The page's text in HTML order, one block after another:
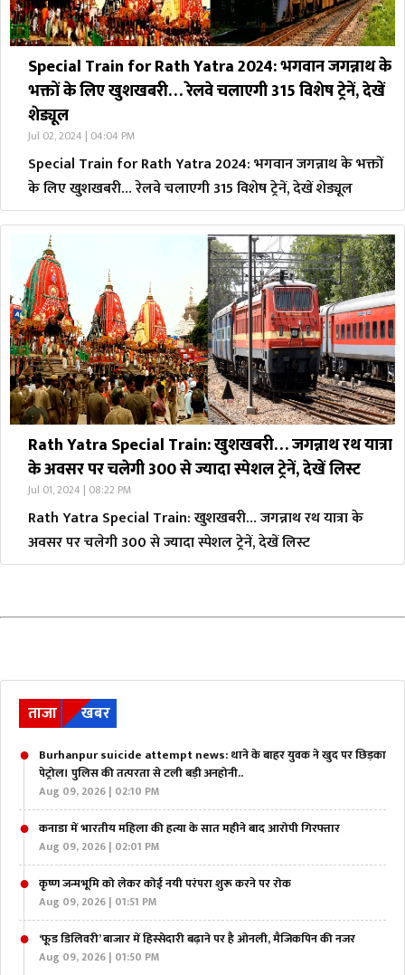
Special Train for Rath Yatra 2024: भगवान जगन्नाथ के
भक्तों के लिए खुशखबरी… रेलवे चलाएगी 315 विशेष ट्रेनें, देखें
शेड्यूल
Jul 02, 2024 | 04:04 PM
Special Train for Rath Yatra 2024: भगवान जगन्नाथ के भक्तों
के लिए खुशखबरी… रेलवे चलाएगी 315 विशेष ट्रेनें, देखें शेड्यूल
Rath Yatra Special Train: खुशखबरी… जगन्नाथ रथ यात्रा
के अवसर पर चलेगी 300 से ज्यादा स्पेशल ट्रेनें, देखें लिस्ट
Jul 01, 2024 | 08:22 PM
Rath Yatra Special Train: खुशखबरी… जगन्नाथ रथ यात्रा के
अवसर पर चलेगी 300 से ज्यादा स्पेशल ट्रेनें, देखें लिस्ट
ताजा खबर
Burhanpur suicide attempt news: थाने के बाहर युवक ने खुद पर छिड़का
पेट्रोल। पुलिस की तत्परता से टली बड़ी अनहोनी..
Aug 09, 2026 | 02:10 PM
कनाडा में भारतीय महिला की हत्या के सात महीने बाद आरोपी गिरफ्तार
Aug 09, 2026 | 02:01 PM
कृष्ण जन्मभूमि को लेकर कोई नयी परंपरा शुरू करने पर रोक
Aug 09, 2026 | 01:51 PM
‘फूड डिलिवरी’ बाजार में हिस्सेदारी बढ़ाने पर है ओनली, मैजिकपिन की नजर
Aug 09, 2026 | 01:50 PM